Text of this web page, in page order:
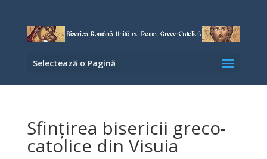
Selectează o Pagină
Sfințirea bisericii greco-
catolice din Visuia